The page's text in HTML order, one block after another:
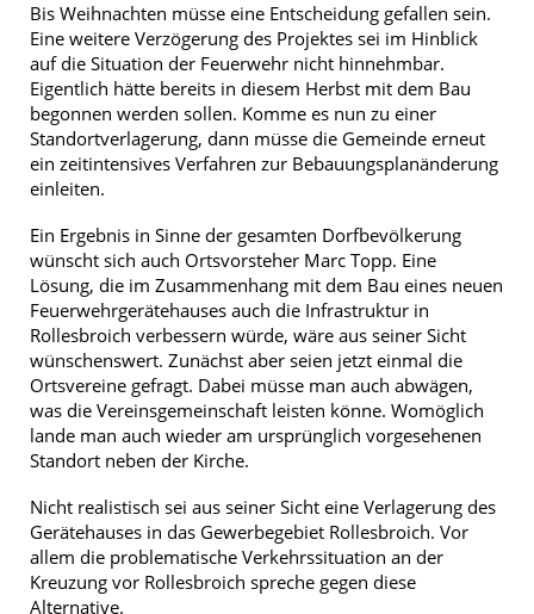
Bis Weihnachten müsse eine Entscheidung gefallen sein.
Eine weitere Verzögerung des Projektes sei im Hinblick
auf die Situation der Feuerwehr nicht hinnehmbar.
Eigentlich hätte bereits in diesem Herbst mit dem Bau
begonnen werden sollen. Komme es nun zu einer
Standortverlagerung, dann müsse die Gemeinde erneut
ein zeitintensives Verfahren zur Bebauungsplanänderung
einleiten.
Ein Ergebnis in Sinne der gesamten Dorfbevölkerung
wünscht sich auch Ortsvorsteher Marc Topp. Eine
Lösung, die im Zusammenhang mit dem Bau eines neuen
Feuerwehrgerätehauses auch die Infrastruktur in
Rollesbroich verbessern würde, wäre aus seiner Sicht
wünschenswert. Zunächst aber seien jetzt einmal die
Ortsvereine gefragt. Dabei müsse man auch abwägen,
was die Vereinsgemeinschaft leisten könne. Womöglich
lande man auch wieder am ursprünglich vorgesehenen
Standort neben der Kirche.
Nicht realistisch sei aus seiner Sicht eine Verlagerung des
Gerätehauses in das Gewerbegebiet Rollesbroich. Vor
allem die problematische Verkehrssituation an der
Kreuzung vor Rollesbroich spreche gegen diese
Alternative.